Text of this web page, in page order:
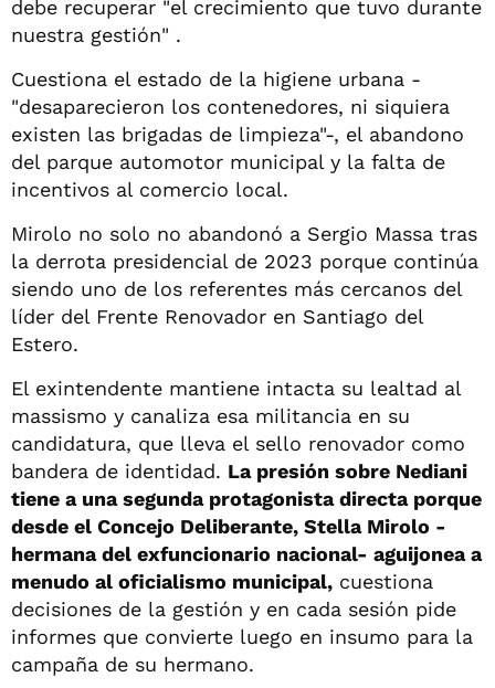
debe recuperar "el crecimiento que tuvo durante
nuestra gestión" .
Cuestiona el estado de la higiene urbana -
"desaparecieron los contenedores, ni siquiera
existen las brigadas de limpieza"-, el abandono
del parque automotor municipal y la falta de
incentivos al comercio local.
Mirolo no solo no abandonó a Sergio Massa tras
la derrota presidencial de 2023 porque continúa
siendo uno de los referentes más cercanos del
líder del Frente Renovador en Santiago del
Estero.
El exintendente mantiene intacta su lealtad al
massismo y canaliza esa militancia en su
candidatura, que lleva el sello renovador como
bandera de identidad. La presión sobre Nediani
tiene a una segunda protagonista directa porque
desde el Concejo Deliberante, Stella Mirolo -
hermana del exfuncionario nacional- aguijonea a
menudo al oficialismo municipal, cuestiona
decisiones de la gestión y en cada sesión pide
informes que convierte luego en insumo para la
campaña de su hermano.